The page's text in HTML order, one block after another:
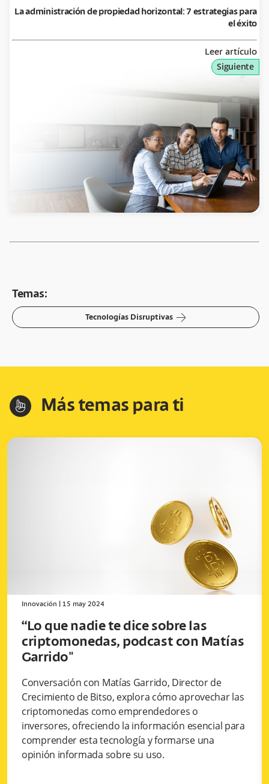
Siguiente
La administración de propiedad horizontal: 7 estrategias para
el éxito
Leer artículo
Temas:
Tecnologías Disruptivas arrow-right
hand-index Más temas para ti
Innovación 15 may 2024
“Lo que nadie te dice sobre las
criptomonedas, podcast con Matías
Garrido"
Conversación con Matías Garrido, Director de
Crecimiento de Bitso, explora cómo aprovechar las
criptomonedas como emprendedores o
inversores, ofreciendo la información esencial para
comprender esta tecnología y formarse una
opinión informada sobre su uso.